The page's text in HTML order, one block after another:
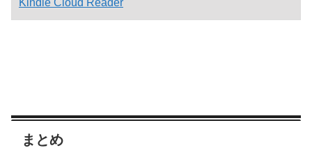
Kindle Cloud Reader
まとめ